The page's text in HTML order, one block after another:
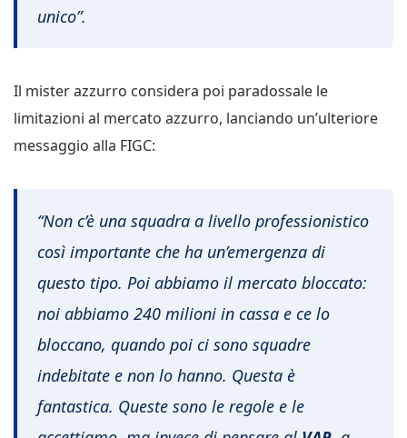
unico”.
Il mister azzurro considera poi paradossale le
limitazioni al mercato azzurro, lanciando un’ulteriore
messaggio alla FIGC:
“Non c’è una squadra a livello professionistico
così importante che ha un’emergenza di
questo tipo. Poi abbiamo il mercato bloccato:
noi abbiamo 240 milioni in cassa e ce lo
bloccano, quando poi ci sono squadre
indebitate e non lo hanno. Questa è
fantastica. Queste sono le regole e le